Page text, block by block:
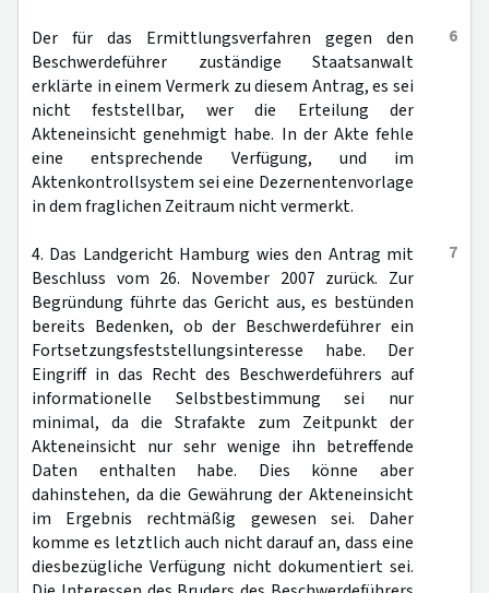
6
Der für das Ermittlungsverfahren gegen den
Beschwerdeführer zuständige Staatsanwalt
erklärte in einem Vermerk zu diesem Antrag, es sei
nicht feststellbar, wer die Erteilung der
Akteneinsicht genehmigt habe. In der Akte fehle
eine entsprechende Verfügung, und im
Aktenkontrollsystem sei eine Dezernentenvorlage
in dem fraglichen Zeitraum nicht vermerkt.
7
4. Das Landgericht Hamburg wies den Antrag mit
Beschluss vom 26. November 2007 zurück. Zur
Begründung führte das Gericht aus, es bestünden
bereits Bedenken, ob der Beschwerdeführer ein
Fortsetzungsfeststellungsinteresse habe. Der
Eingriff in das Recht des Beschwerdeführers auf
informationelle Selbstbestimmung sei nur
minimal, da die Strafakte zum Zeitpunkt der
Akteneinsicht nur sehr wenige ihn betreffende
Daten enthalten habe. Dies könne aber
dahinstehen, da die Gewährung der Akteneinsicht
im Ergebnis rechtmäßig gewesen sei. Daher
komme es letztlich auch nicht darauf an, dass eine
diesbezügliche Verfügung nicht dokumentiert sei.